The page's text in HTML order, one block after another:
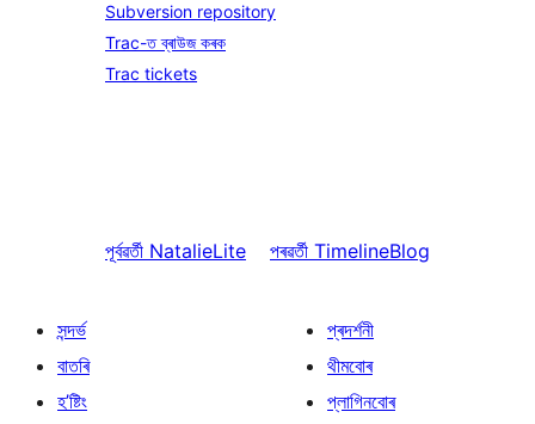
Subversion repository
Trac-ত ব্ৰাউজ কৰক
Trac tickets
পূৰ্বৱৰ্তী NatalieLite পৰৱৰ্তী TimelineBlog
সন্দৰ্ভ
বাতৰি
হ’ষ্টিং
প্ৰদৰ্শনী
থীমবোৰ
প্লাগিনবোৰ